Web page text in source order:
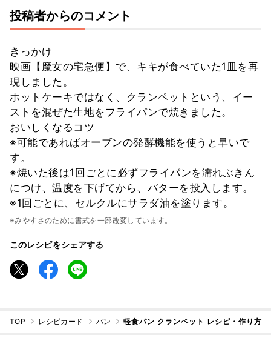
投稿者からのコメント
きっかけ
映画【魔女の宅急便】で、キキが食べていた1皿を再
現しました。
ホットケーキではなく、クランペットという、イー
ストを混ぜた生地をフライパンで焼きました。
おいしくなるコツ
※可能であればオーブンの発酵機能を使うと早いで
す。
※焼いた後は1回ごとに必ずフライパンを濡れぶきん
につけ、温度を下げてから、バターを投入します。
※1回ごとに、セルクルにサラダ油を塗ります。
※みやすさのために書式を一部改変しています。
このレシピをシェアする
TOP レシピカード パン 軽食パン クランペット レシピ・作り方